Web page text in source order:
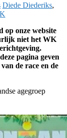
Diede Diederiks,
op onze website
niet het WK
pagina geven
de race en de
agegroep